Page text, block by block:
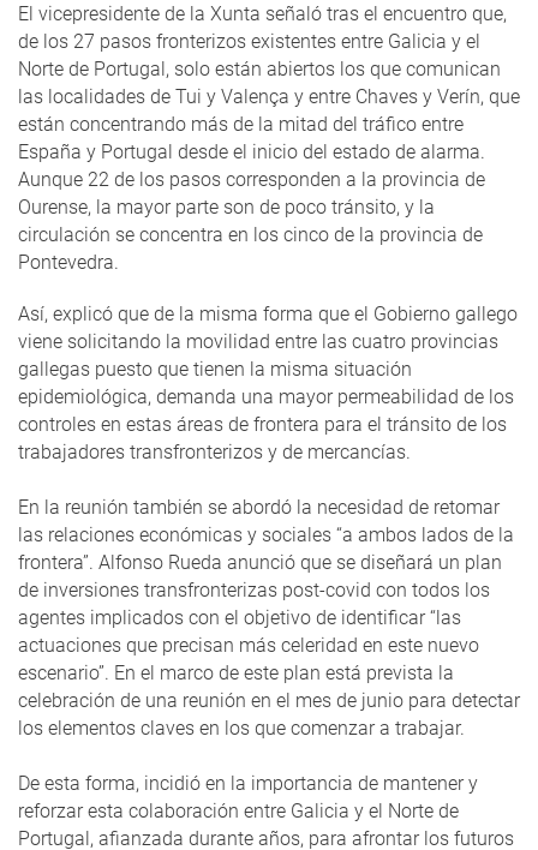
El vicepresidente de la Xunta señaló tras el encuentro que,
de los 27 pasos fronterizos existentes entre Galicia y el
Norte de Portugal, solo están abiertos los que comunican
las localidades de Tui y Valença y entre Chaves y Verín, que
están concentrando más de la mitad del tráfico entre
España y Portugal desde el inicio del estado de alarma.
Aunque 22 de los pasos corresponden a la provincia de
Ourense, la mayor parte son de poco tránsito, y la
circulación se concentra en los cinco de la provincia de
Pontevedra.
Así, explicó que de la misma forma que el Gobierno gallego
viene solicitando la movilidad entre las cuatro provincias
gallegas puesto que tienen la misma situación
epidemiológica, demanda una mayor permeabilidad de los
controles en estas áreas de frontera para el tránsito de los
trabajadores transfronterizos y de mercancías.
En la reunión también se abordó la necesidad de retomar
las relaciones económicas y sociales “a ambos lados de la
frontera”. Alfonso Rueda anunció que se diseñará un plan
de inversiones transfronterizas post-covid con todos los
agentes implicados con el objetivo de identificar “las
actuaciones que precisan más celeridad en este nuevo
escenario”. En el marco de este plan está prevista la
celebración de una reunión en el mes de junio para detectar
los elementos claves en los que comenzar a trabajar.
De esta forma, incidió en la importancia de mantener y
reforzar esta colaboración entre Galicia y el Norte de
Portugal, afianzada durante años, para afrontar los futuros